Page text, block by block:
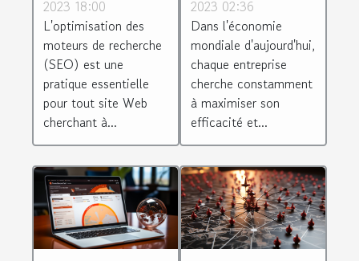
pourquoi
choisir un
consultant à
Paris
2023 18:00
L'optimisation des
moteurs de recherche
(SEO) est une
pratique essentielle
pour tout site Web
cherchant à...
entreprise
grâce à
l'optimisation
2023 02:36
Dans l'économie
mondiale d'aujourd'hui,
chaque entreprise
cherche constamment
à maximiser son
efficacité et...